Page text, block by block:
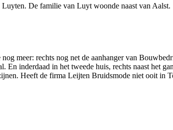
De familie van Luyt woonde naast van Aalst.
meer: rechts nog net de aanhanger van
En inderdaad in het tweede huis, rechts naast het
Heeft de firma Leijten Bruidsmode niet ooit in